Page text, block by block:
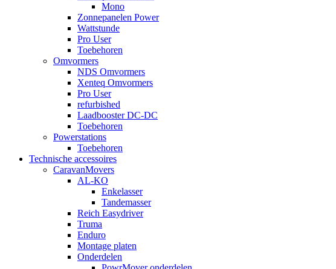
Mono
Zonnepanelen Power
Wattstunde
Pro User
Toebehoren
Omvormers
NDS Omvormers
Xenteq Omvormers
Pro User
refurbished
Laadbooster DC-DC
Toebehoren
Powerstations
Toebehoren
Technische accessoires
CaravanMovers
AL-KO
Enkelasser
Tandemasser
Reich Easydriver
Truma
Enduro
Montage platen
Onderdelen